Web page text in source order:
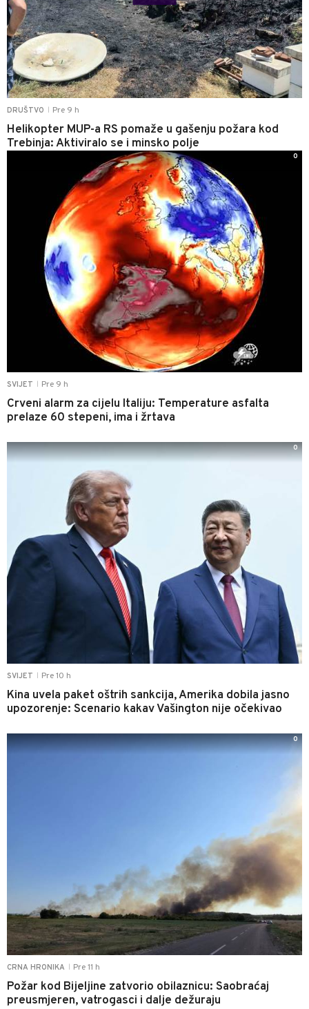
DRUŠTVO Pre 9 h
Helikopter MUP-a RS pomaže u gašenju požara kod
Trebinja: Aktiviralo se i minsko polje
SVIJET Pre 9 h
Crveni alarm za cijelu Italiju: Temperature asfalta
prelaze 60 stepeni, ima i žrtava
0
SVIJET Pre 10 h
Kina uvela paket oštrih sankcija, Amerika dobila jasno
upozorenje: Scenario kakav Vašington nije očekivao
0
CRNA HRONIKA Pre 11 h
Požar kod Bijeljine zatvorio obilaznicu: Saobraćaj
preusmjeren, vatrogasci i dalje dežuraju
0